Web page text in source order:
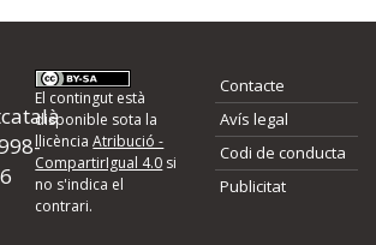
nos millores o
o voleu proposar alguna millora, ompliu els
que proposeu o l'error del qual voleu informar-
El contingut està
disponible sota la
llicènciaAtribució -
CompartirIgual 4.0 si
no s'indica el
contrari.
Contacte
Avís legal
Codi de conducta
Publicitat